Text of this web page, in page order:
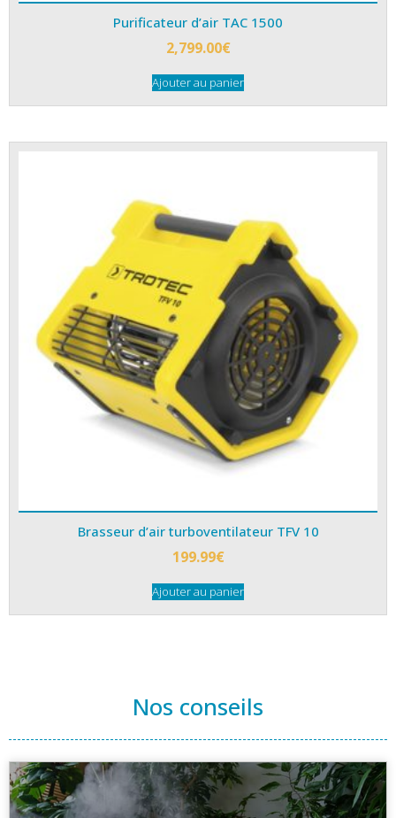
Purificateur d’air TAC 1500
2,799.00€
Ajouter au panier
Brasseur d’air turboventilateur TFV 10
199.99€
Ajouter au panier
Nos conseils